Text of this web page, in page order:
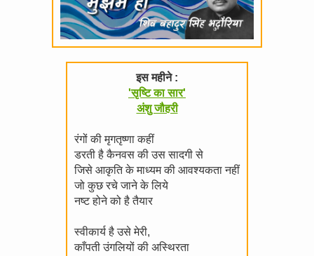
इस महीने :
'सृष्टि का सार'
अंशु जौहरी
रंगों की मृगतृष्णा कहीं
डरती है कैनवस की उस सादगी से
जिसे आकृति के माध्यम की आवश्यकता नहीं
जो कुछ रचे जाने के लिये
नष्ट होने को है तैयार
स्वीकार्य है उसे मेरी,
काँपती उंगलियों की अस्थिरता